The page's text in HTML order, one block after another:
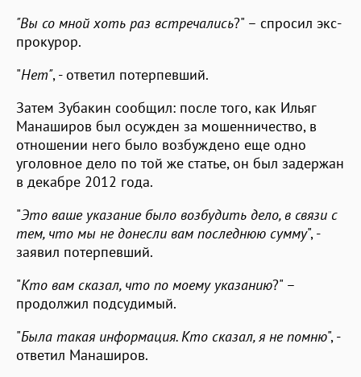
"Вы со мной хоть раз встречались?" – спросил экс-
прокурор.
"Нет", - ответил потерпевший.
Затем Зубакин сообщил: после того, как Ильяг
Манаширов был осужден за мошенничество, в
отношении него было возбуждено еще одно
уголовное дело по той же статье, он был задержан
в декабре 2012 года.
"Это ваше указание было возбудить дело, в связи с
тем, что мы не донесли вам последнюю сумму", -
заявил потерпевший.
"Кто вам сказал, что по моему указанию?" –
продолжил подсудимый.
"Была такая информация. Кто сказал, я не помню", -
ответил Манаширов.